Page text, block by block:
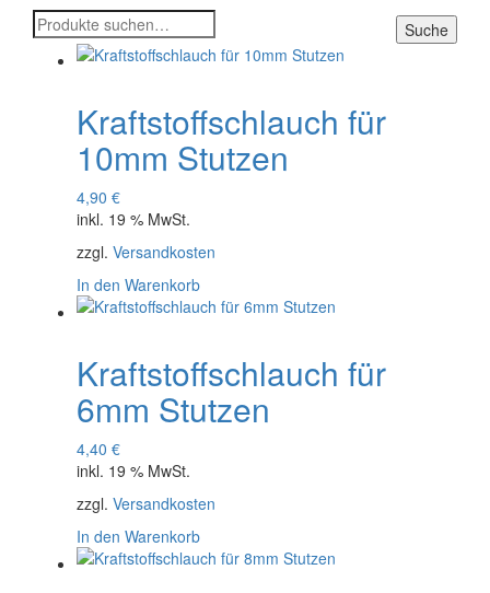
Suche
nach:
Suche
Kraftstoffschlauch für
10mm Stutzen
4,90 €
inkl. 19 % MwSt.
zzgl. Versandkosten
In den Warenkorb
Kraftstoffschlauch für
6mm Stutzen
4,40 €
inkl. 19 % MwSt.
zzgl. Versandkosten
In den Warenkorb